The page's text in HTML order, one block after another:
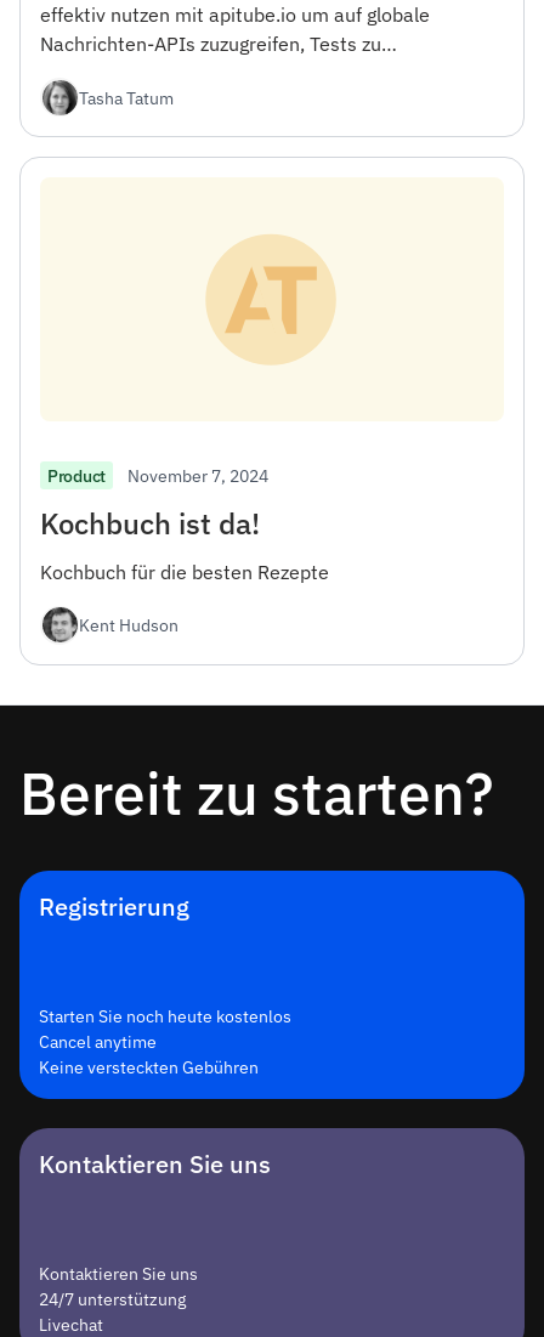
effektiv nutzen mit apitube.io um auf globale
Nachrichten-APIs zuzugreifen, Tests zu
verbessern.
Tasha Tatum
Product November 7, 2024
Kochbuch ist da!
Kochbuch für die besten Rezepte
Kent Hudson
Bereit zu starten?
Registrierung
Starten Sie noch heute kostenlos
Cancel anytime
Keine versteckten Gebühren
Kontaktieren Sie uns
Kontaktieren Sie uns
24/7 unterstützung
Livechat